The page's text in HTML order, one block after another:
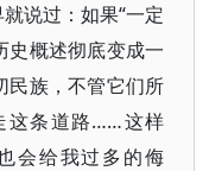
说过：如果“一定
史概述彻底变成一
民族，不管它们所
这条道路……这样
会给我过多的侮